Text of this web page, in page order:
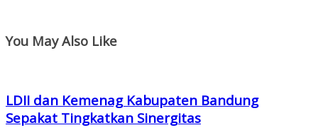
You May Also Like
LDII dan Kemenag Kabupaten Bandung
Sepakat Tingkatkan Sinergitas